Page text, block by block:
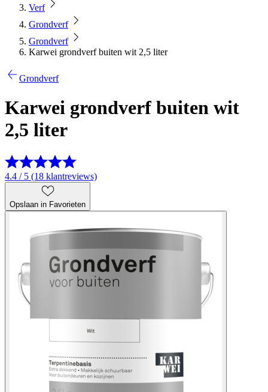
Verf
Grondverf
Grondverf
Karwei grondverf buiten wit 2,5 liter
Grondverf
Karwei grondverf buiten wit
2,5 liter
4.4 / 5 (18 klantreviews)
Opslaan in Favorieten